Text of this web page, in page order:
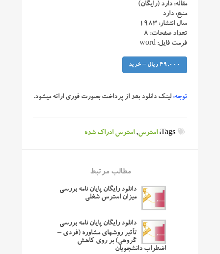
مقاله: دارد (رایگان)
منبع: دارد
سال انتشار: ۱۹۸۳
تعداد صفحات: ۸
فرمت فایل: word
49,000 ریال – خرید
توجه: لینک دانلود بعد از پرداخت بصورت فوری ارائه میشود.
Tags: استرس,استرس ادراک شده
مطالب مرتبط
دانلود رایگان پایان نامه بررسی
میزان استرس شغلی
دانلود رایگان پایان نامه بررسی
تأثیر روشهای مشاوره (فردی –
گروهی) بر روی کاهش
اضطراب دانشجویان